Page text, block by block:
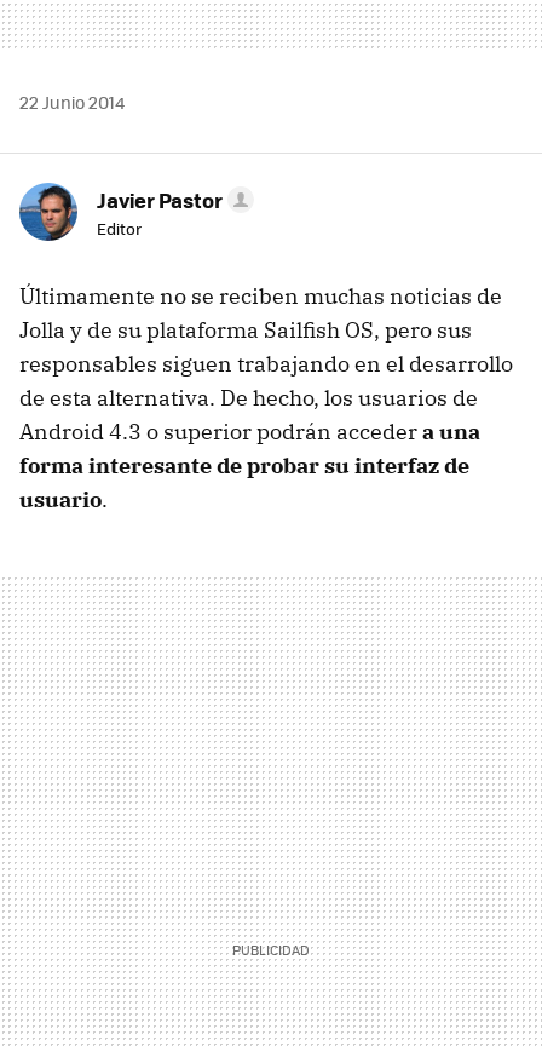
22 Junio 2014
Javier Pastor
Editor
Últimamente no se reciben muchas noticias de
Jolla y de su plataforma Sailfish OS, pero sus
responsables siguen trabajando en el desarrollo
de esta alternativa. De hecho, los usuarios de
Android 4.3 o superior podrán accedera una
forma interesante de probar su interfaz de
usuario.